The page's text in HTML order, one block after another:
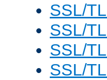
SSL/
SSL/
SSL/
SSL/